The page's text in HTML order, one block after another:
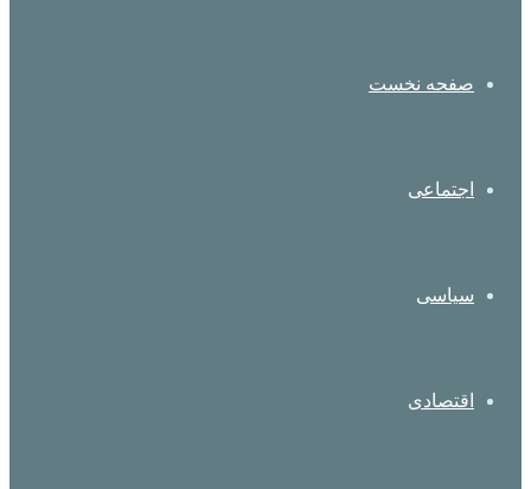
صفحه نخست
اجتماعی
سیاسی
اقتصادی